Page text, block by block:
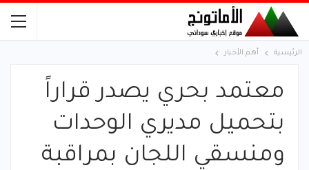
الرئيسية أهم الأخبار
معتمد بحري يصدر قراراً
بتحميل مديري الوحدات
ومنسقي اللجان بمراقبة